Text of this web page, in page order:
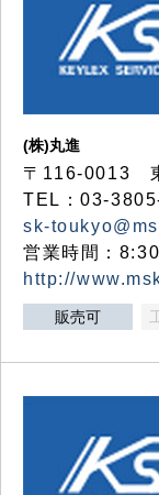
(株)丸進
〒116-0013
TEL：03-
sk-
営業時間：
http://
販売可